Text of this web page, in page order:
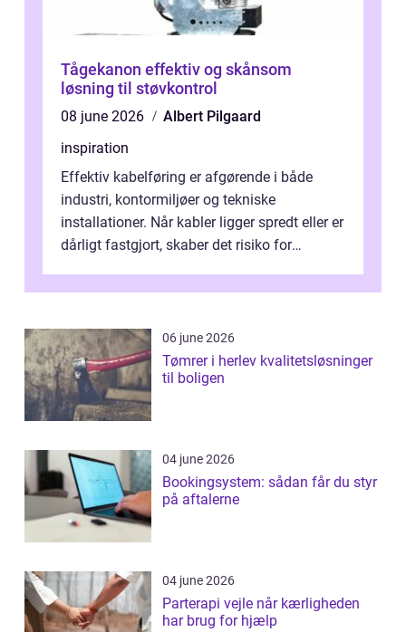
Tågekanon effektiv og skånsom
løsning til støvkontrol
08 june 2026
Albert Pilgaard
inspiration
Effektiv kabelføring er afgørende i både
industri, kontormiljøer og tekniske
installationer. Når kabler ligger spredt eller er
dårligt fastgjort, skaber det risiko for
06 june 2026
Tømrer i herlev kvalitetsløsninger
til boligen
04 june 2026
Bookingsystem: sådan får du styr
på aftalerne
04 june 2026
Parterapi vejle når kærligheden
har brug for hjælp